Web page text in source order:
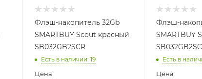
Флэш-накопитель 32Gb
SMARTBUY Scout красный
SB032GB2SCR
Есть в наличии: 19
Цена
Флэш-
SMARTBUY
Есть в
Цена